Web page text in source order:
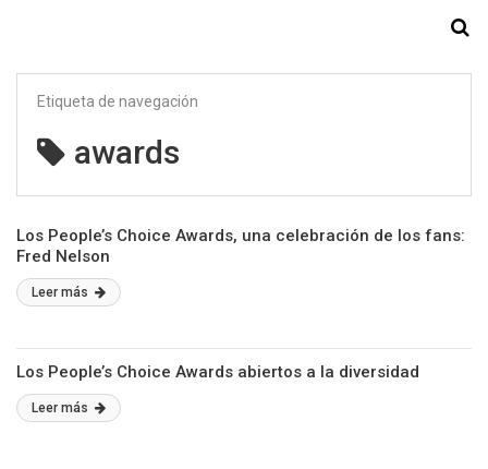
Etiqueta de navegación
awards
Los People’s Choice Awards, una celebración de los fans:
Fred Nelson
Leer más
Los People’s Choice Awards abiertos a la diversidad
Leer más